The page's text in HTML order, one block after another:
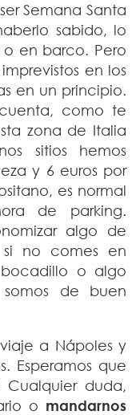
Semana Santa
sabido, lo
en barco. Pero
en los
en un principio.
como te
zona de Italia
sitios hemos
y 6 euros por
es normal
de parking.
algo de
no comes en
o algo
de buen
a Nápoles y
Esperamos que
duda,
o mandarnos